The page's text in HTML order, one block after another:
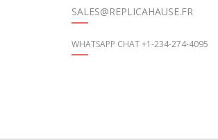
SALES@REPLICAHAUSE.FR
WHATSAPP CHAT +1-234-274-4095